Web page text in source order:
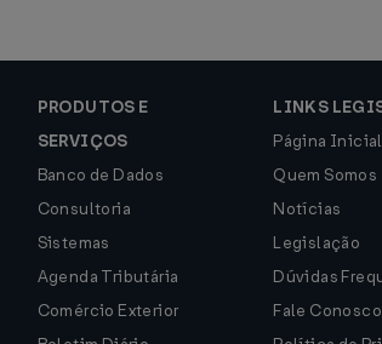
PRODUTOS E
SERVIÇOS
Banco de Dados
Consultoria
Sistemas
Agenda Tributária
Comércio Exterior
LINKS
Página Inicial
Quem Somos
Notícias
Legislação
Dúvidas
Fale Conosco